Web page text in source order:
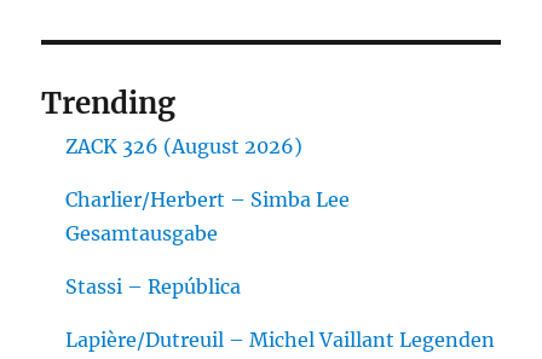
Trending
ZACK 326 (August 2026)
Charlier/Herbert – Simba Lee
Gesamtausgabe
Stassi – República
Lapière/Dutreuil – Michel Vaillant Legenden